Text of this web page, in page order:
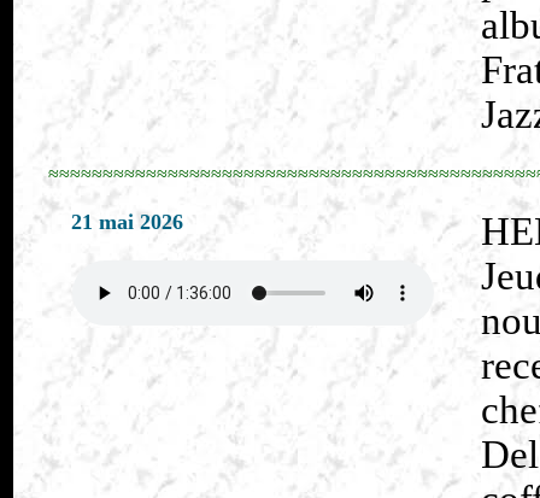
21 mai 2026